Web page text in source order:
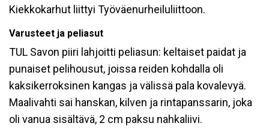
Kiekkokarhut liittyi Työväenurheiluliittoon.
Varusteet ja peliasut
TUL Savon piiri lahjoitti peliasun: keltaiset paidat ja
punaiset pelihousut, joissa reiden kohdalla oli
kaksikerroksinen kangas ja välissä pala kovalevyä.
Maalivahti sai hanskan, kilven ja rintapanssarin, joka
oli vanua sisältävä, 2 cm paksu nahkaliivi.